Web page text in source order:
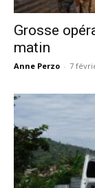
Grosse
matin
Anne Perzo - 7